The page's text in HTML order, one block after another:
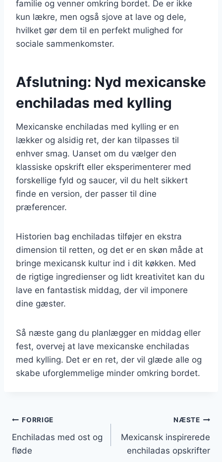
familie og venner omkring bordet. De er ikke
kun lækre, men også sjove at lave og dele,
hvilket gør dem til en perfekt mulighed for
sociale sammenkomster.
Afslutning: Nyd mexicanske
enchiladas med kylling
Mexicanske enchiladas med kylling er en
lækker og alsidig ret, der kan tilpasses til
enhver smag. Uanset om du vælger den
klassiske opskrift eller eksperimenterer med
forskellige fyld og saucer, vil du helt sikkert
finde en version, der passer til dine
præferencer.
Historien bag enchiladas tilføjer en ekstra
dimension til retten, og det er en skøn måde at
bringe mexicansk kultur ind i dit køkken. Med
de rigtige ingredienser og lidt kreativitet kan du
lave en fantastisk middag, der vil imponere
dine gæster.
Så næste gang du planlægger en middag eller
fest, overvej at lave mexicanske enchiladas
med kylling. Det er en ret, der vil glæde alle og
skabe uforglemmelige minder omkring bordet.
Indlægsnavigation
FORRIGE
Enchiladas med ost og
fløde
NÆSTE
Mexicansk inspirerede
enchiladas opskrifter